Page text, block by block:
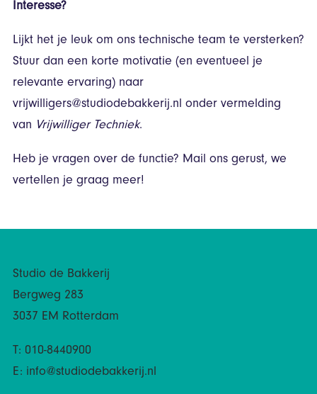
Interesse?
Lijkt het je leuk om ons technische team te versterken?
Stuur dan een korte motivatie (en eventueel je
relevante ervaring) naar
vrijwilligers@studiodebakkerij.nl onder vermelding
van Vrijwilliger Techniek.
Heb je vragen over de functie? Mail ons gerust, we
vertellen je graag meer!
Studio de Bakkerij
Bergweg 283
3037 EM Rotterdam
T: 010-8440900
E: info@studiodebakkerij.nl